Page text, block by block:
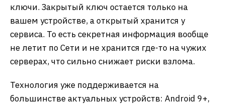
ключи. Закрытый ключ остается только на
вашем устройстве, а открытый хранится у
сервиса. То есть секретная информация вообще
не летит по Сети и не хранится где-то на чужих
серверах, что сильно снижает риски взлома.
Технология уже поддерживается на
большинстве актуальных устройств: Android 9+,